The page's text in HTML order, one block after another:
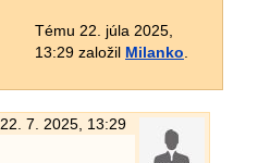
Tému 22. júla 2025,
13:29 založil Milanko
22. 7. 2025, 13:29